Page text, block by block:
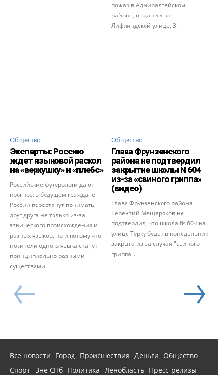
пожар в Адмиралтейском
районе, в здании на
Лифляндской улице, 3.
Общество
Эксперты: Россию
ждет языковой раскол
на «верхушку» и «плебс»
Российские футурологи дают
прогноз: в будущем граждане
России перестанут понимать
друг друга не только из-за
этнического происхождения и
разных языков, но и потому что
носители одного языка станут
принципиально разными
существами.
Общество
Глава Фрунзенского
района не подтвердил
закрытие школы N 604
из-за «свиного гриппа»
(видео)
Глава Фрунзенского района
Терентий Мещеряков не
подтвердил, что школа № 604 на
улице Турку будет в понедельник
закрыта из-за случая "свиного
гриппа".
Все новости Город Происшествия Деньги
Общество
Спорт Вне СПб Политика Ленобласть Пресс-релизы